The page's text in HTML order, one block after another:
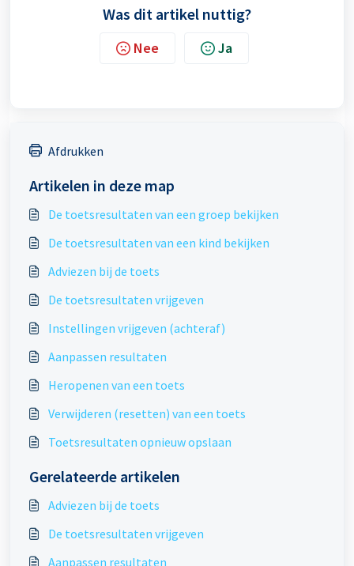
Was dit artikel nuttig?
Nee Ja
Afdrukken
Artikelen in deze map
De toetsresultaten van een groep bekijken
De toetsresultaten van een kind bekijken
Adviezen bij de toets
De toetsresultaten vrijgeven
Instellingen vrijgeven (achteraf)
Aanpassen resultaten
Heropenen van een toets
Verwijderen (resetten) van een toets
Toetsresultaten opnieuw opslaan
Gerelateerde artikelen
Adviezen bij de toets
De toetsresultaten vrijgeven
Aanpassen resultaten